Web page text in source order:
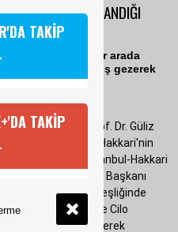
MEVSİMİN YAŞANDIĞI
KARIŞ GEZDİ
dört mevsimin bir arada
ilçesini karış karış gezerek
2021 Salı 14:22
karış gezen Prof. Dr. Güliz
yazacağı kitap için Hakkari'nin
ilçesine geldi. İstanbul-Hakkari
Derneği Başkanı
Şehriban Zeydan eşliğinde
Meydan Belek ve Cilo
Elal, ata binerek
TAKİP
TAKİP